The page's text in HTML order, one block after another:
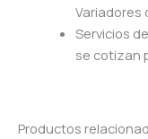
Variadores
Servicios
se cotizan
Productos